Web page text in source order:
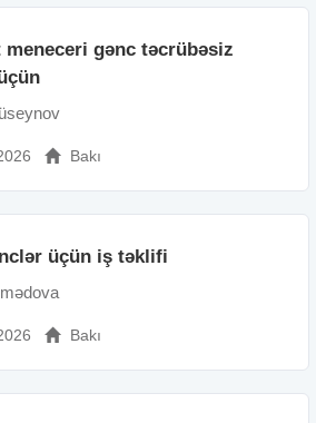
meneceri gənc təcrübəsiz
Bakı
üçün iş təklifi
Bakı